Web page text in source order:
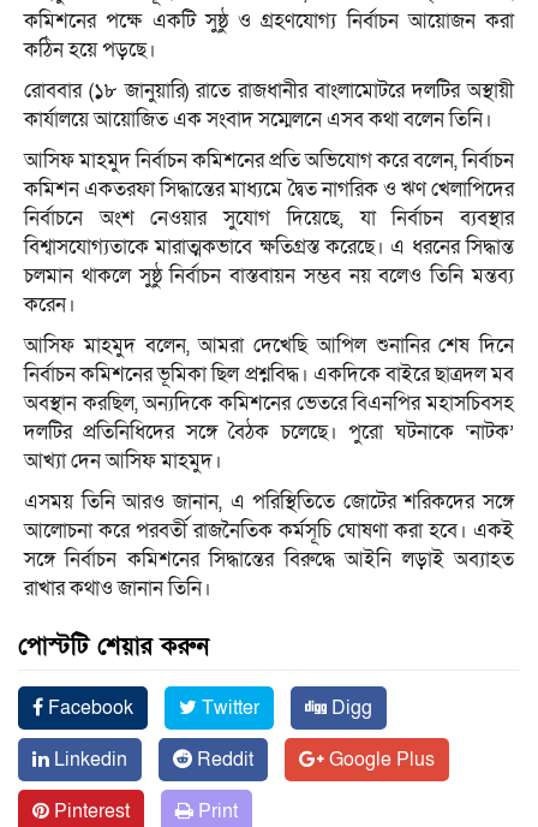
কমিশনের পক্ষে একটি সুষ্ঠু ও গ্রহণযোগ্য নির্বাচন আয়োজন করা
কঠিন হয়ে পড়ছে।
রোববার (১৮ জানুয়ারি) রাতে রাজধানীর বাংলামোটরে দলটির অস্থায়ী
কার্যালয়ে আয়োজিত এক সংবাদ সম্মেলনে এসব কথা বলেন তিনি।
আসিফ মাহমুদ নির্বাচন কমিশনের প্রতি অভিযোগ করে বলেন, নির্বাচন
কমিশন একতরফা সিদ্ধান্তের মাধ্যমে দ্বৈত নাগরিক ও ঋণ খেলাপিদের
নির্বাচনে অংশ নেওয়ার সুযোগ দিয়েছে, যা নির্বাচন ব্যবস্থার
বিশ্বাসযোগ্যতাকে মারাত্মকভাবে ক্ষতিগ্রস্ত করেছে। এ ধরনের সিদ্ধান্ত
চলমান থাকলে সুষ্ঠু নির্বাচন বাস্তবায়ন সম্ভব নয় বলেও তিনি মন্তব্য
করেন।
আসিফ মাহমুদ বলেন, আমরা দেখেছি আপিল শুনানির শেষ দিনে
নির্বাচন কমিশনের ভূমিকা ছিল প্রশ্নবিদ্ধ। একদিকে বাইরে ছাত্রদল মব
অবস্থান করছিল, অন্যদিকে কমিশনের ভেতরে বিএনপির মহাসচিবসহ
দলটির প্রতিনিধিদের সঙ্গে বৈঠক চলেছে। পুরো ঘটনাকে ‘নাটক’
আখ্যা দেন আসিফ মাহমুদ।
এসময় তিনি আরও জানান, এ পরিস্থিতিতে জোটের শরিকদের সঙ্গে
আলোচনা করে পরবর্তী রাজনৈতিক কর্মসূচি ঘোষণা করা হবে। একই
সঙ্গে নির্বাচন কমিশনের সিদ্ধান্তের বিরুদ্ধে আইনি লড়াই অব্যাহত
রাখার কথাও জানান তিনি।
পোস্টটি শেয়ার করুন
Facebook Twitter
Digg
Linkedin
Reddit
Google Plus
Pinterest
Print